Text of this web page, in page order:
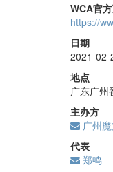
WCA官
https://
日期
2021-02-
地点
广东广州
主办方
广州
代表
郑鸣